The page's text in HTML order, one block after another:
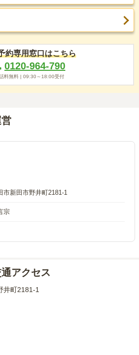
約専用窓口はこちら
0120-964-790
料無料 | 09:30～18:00受付
市新田市野井町2181-1
宗
アクセス
井町2181-1